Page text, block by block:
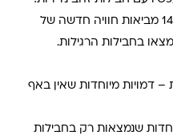
מדבקות זהב עולם ומלואו – עונה 14 מביאות חוויה חדשה של
בחבילות הרגילות.
דמויות מיוחדות שאין באף
שנמצאות רק בחבילות